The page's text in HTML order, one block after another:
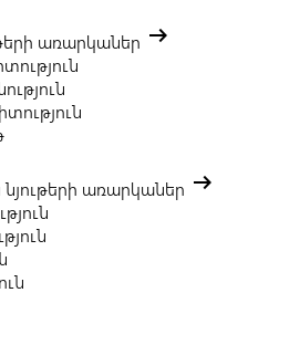
առարկաներ arrow_right_alt
առարկաներ arrow_right_alt